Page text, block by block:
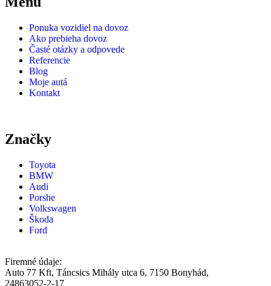
Ponuka vozidiel na dovoz
Ako prebieha dovoz
Časté otázky a odpovede
Referencie
Blog
Moje autá
Kontakt
Značky
Toyota
BMW
Audi
Porshe
Volkswagen
Škoda
Ford
Firemné údaje:
Auto 77 Kft, Táncsics Mihály utca 6, 7150 Bonyhád,
24863052-2-17